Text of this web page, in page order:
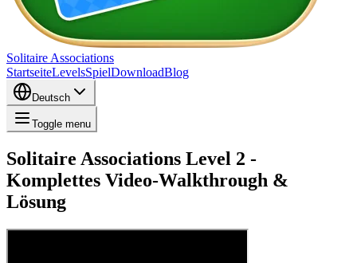
Solitaire Associations
StartseiteLevelsSpielDownloadBlog
Deutsch
Toggle menu
Solitaire Associations Level 2 -
Komplettes Video-Walkthrough &
Lösung